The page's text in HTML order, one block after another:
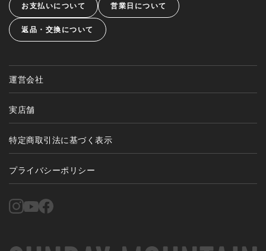
お支払いについて 営業日について
返品・交換について
運営会社
実店舗
特定商取引法に基づく表示
プライバシーポリシー